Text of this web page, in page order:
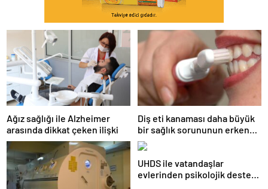
Ağız sağlığı ile Alzheimer
arasında dikkat çeken ilişki
Diş eti kanaması daha büyük
bir sağlık sorununun erken
habercisi olabilir
UHDS ile vatandaşlar
evlerinden psikolojik destek